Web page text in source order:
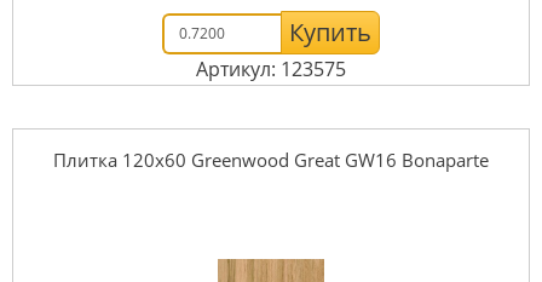
Купить
Артикул: 123575
Плитка 120x60 Greenwood Great GW16 Bonaparte